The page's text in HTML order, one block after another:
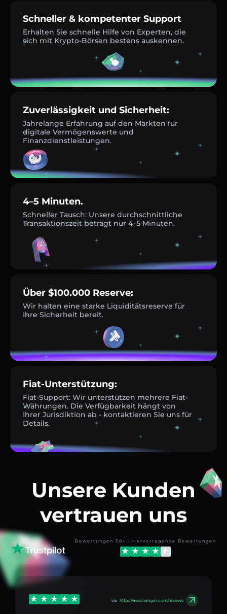
Schneller & kompetenter Support
Erhalten Sie schnelle Hilfe von Experten, die
sich mit Krypto-Börsen bestens auskennen.
Zuverlässigkeit und Sicherheit:
Jahrelange Erfahrung auf den Märkten für
digitale Vermögenswerte und
Finanzdienstleistungen.
4–5 Minuten.
Schneller Tausch: Unsere durchschnittliche
Transaktionszeit beträgt nur 4–5 Minuten.
Über $100.000 Reserve:
Wir halten eine starke Liquiditätsreserve für
Ihre Sicherheit bereit.
Fiat-Unterstützung:
Fiat-Support: Wir unterstützen mehrere Fiat-
Währungen. Die Verfügbarkeit hängt von
Ihrer Jurisdiktion ab - kontaktieren Sie uns für
Details.
Unsere Kunden
vertrauen uns
Bewertungen 50+ | Hervorragende Bewertungen
via https://aexchanger.com/reviews